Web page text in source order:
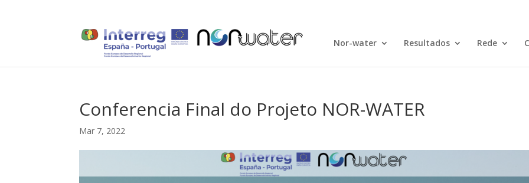
Nor-water Resultados Rede
Conferencia Final do Projeto NOR-WATER
Mar 7, 2022